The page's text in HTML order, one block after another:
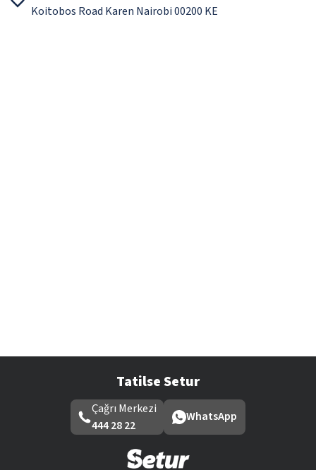
Koitobos Road Karen Nairobi 00200 KE
Tatilse Setur
Çağrı Merkezi
444 28 22
WhatsApp